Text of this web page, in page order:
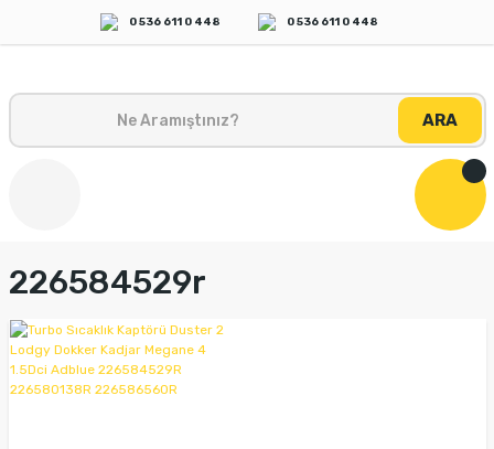
0 536 611 0 448 0 536 611 0 448
ARA
226584529r